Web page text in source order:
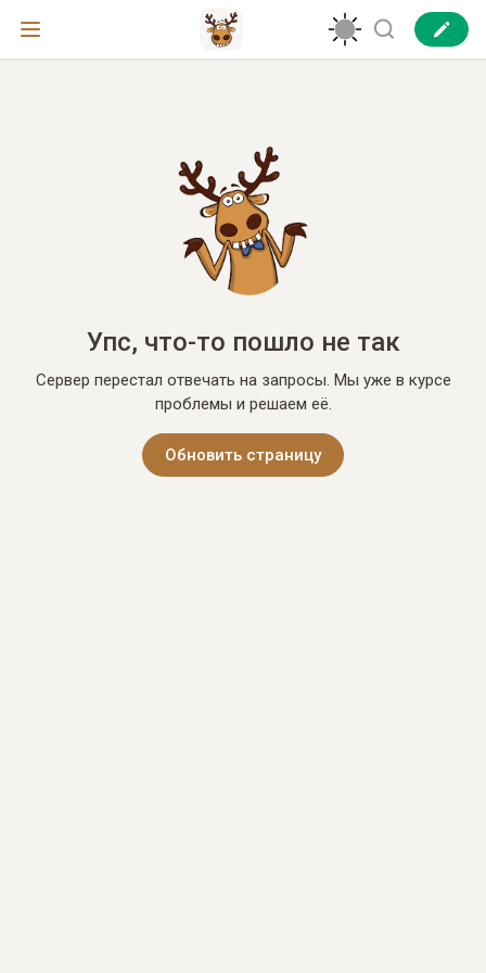
Упс, что-то пошло не так
Сервер перестал отвечать на запросы. Мы уже в курсе
проблемы и решаем её.
Обновить страницу